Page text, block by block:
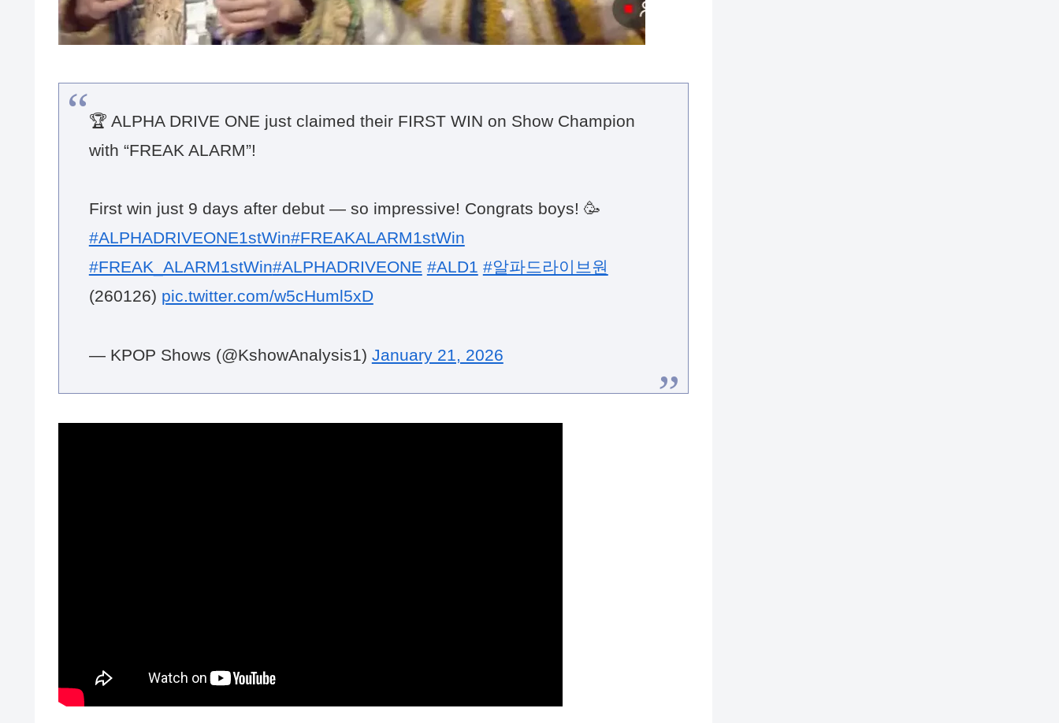
🏆 ALPHA DRIVE ONE just claimed their FIRST WIN on Show Champion
with “FREAK ALARM”!
First win just 9 days after debut — so impressive! Congrats boys! 🥳
#ALPHADRIVEONE1stWin
#FREAKALARM1stWin
#FREAK_ALARM1stWin
#ALPHADRIVEONE #ALD1 #알파드라이브원
(260126)
pic.twitter.com/w5cHuml5xD
— KPOP Shows (@KshowAnalysis1) January 21, 2026